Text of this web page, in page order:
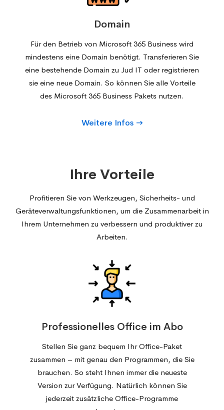
Domain
Für den Betrieb von Microsoft 365 Business wird
mindestens eine Domain benötigt. Transferieren Sie
eine bestehende Domain zu Jud IT oder registrieren
sie eine neue Domain. So können Sie alle Vorteile
des Microsoft 365 Business Pakets nutzen.
Weitere Infos
Ihre Vorteile
Profitieren Sie von Werkzeugen, Sicherheits- und
Geräteverwaltungsfunktionen, um die Zusammenarbeit in
Ihrem Unternehmen zu verbessern und produktiver zu
Arbeiten.
Professionelles Office im Abo
Stellen Sie ganz bequem Ihr Office-Paket
zusammen – mit genau den Programmen, die Sie
brauchen. So steht Ihnen immer die neueste
Version zur Verfügung. Natürlich können Sie
jederzeit zusätzliche Office-Programme